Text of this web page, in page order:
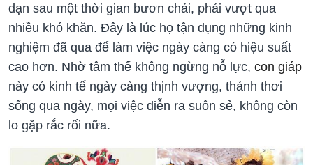
dạn sau một thời gian bươn chải, phải vượt qua
nhiều khó khăn. Đây là lúc họ tận dụng những kinh
nghiệm đã qua để làm việc ngày càng có hiệu suất
cao hơn. Nhờ tâm thế không ngừng nỗ lực, con giáp
này có kinh tế ngày càng thịnh vượng, thảnh thơi
sống qua ngày, mọi việc diễn ra suôn sẻ, không còn
lo gặp rắc rối nữa.